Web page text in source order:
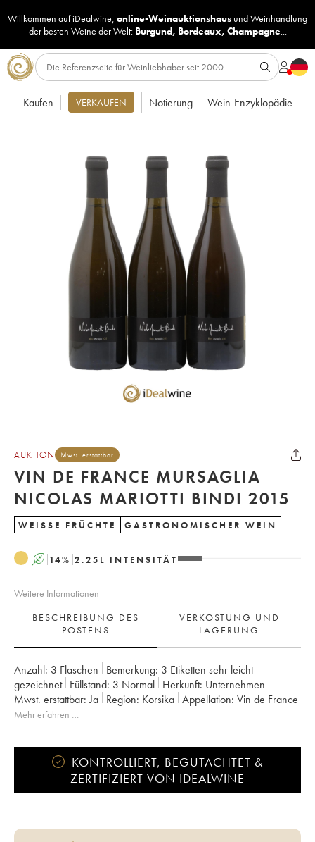
Willkommen auf iDealwine, online-Weinauktionshaus undWeinhandlung
der besten Weine der Welt: Burgund, Bordeaux, Champagne...
Kaufen VERKAUFEN Notierung Wein-Enzyklopädie
AUKTION Mwst. erstattbar
VIN DE FRANCE MURSAGLIA
NICOLAS MARIOTTI BINDI 2015
WEISSE FRÜCHTE GASTRONOMISCHER WEIN
A 14% 2.25 L INTENSITÄT
Weitere Informationen
BESCHREIBUNG DES
POSTENS
VERKOSTUNG UND
LAGERUNG
Anzahl: 3 Flaschen Bemerkung: 3 Etiketten sehr leicht
gezeichnet Füllstand: 3 Normal Herkunft:
unternehmen
Mwst. erstattbar: ja Region: Korsika Appellation:
Vin de France
Eigentümer:
Mehr erfahren …
KONTROLLIERT, BEGUTACHTET &
ZERTIFIZIERT VON IDEALWINE